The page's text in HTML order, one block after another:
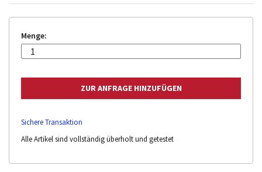
Menge:
Sichere Transaktion
Alle Artikel sind vollständig überholt und getestet